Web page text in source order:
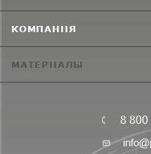
КОМПАНИЯ
МАТЕРИАЛЫ
8 800